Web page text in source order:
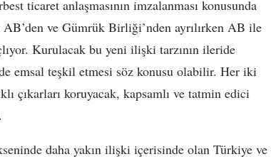
ticaret anlaşmasının imzalanması konusunda
ve Gümrük Birliği’nden ayrılırken AB ile
Kurulacak bu yeni ilişki tarzının ileride
emsal teşkil etmesi söz konusu olabilir. Her iki
çıkarları koruyacak, kapsamlı ve tatmin edici
daha yakın ilişki içerisinde olan Türkiye ve